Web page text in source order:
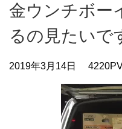
金ウンチボー
るの見たいで
2019年3月14日